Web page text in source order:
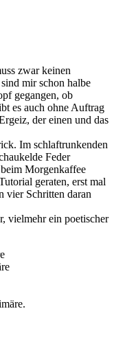
zwar keinen
mir schon halbe
gegangen, ob
es auch ohne Auftrag
der einen und das
Im schlaftrunkenden
Feder
Morgenkaffee
geraten, erst mal
vier Schritten daran
vielmehr ein poetischer